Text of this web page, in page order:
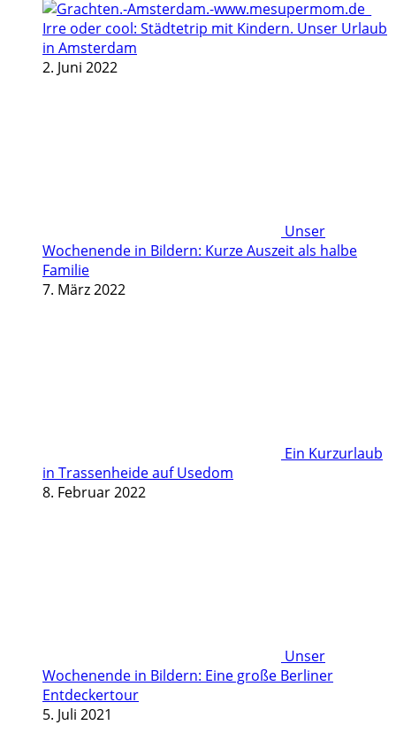
Irre oder cool: Städtetrip mit Kindern. Unser Urlaub
in Amsterdam
2. Juni 2022
Unser
Wochenende in Bildern: Kurze Auszeit als halbe
Familie
7. März 2022
Ein Kurzurlaub
in Trassenheide auf Usedom
8. Februar 2022
Unser
Wochenende in Bildern: Eine große Berliner
Entdeckertour
5. Juli 2021